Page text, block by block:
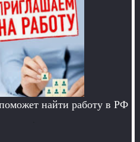
найти работу в РФ